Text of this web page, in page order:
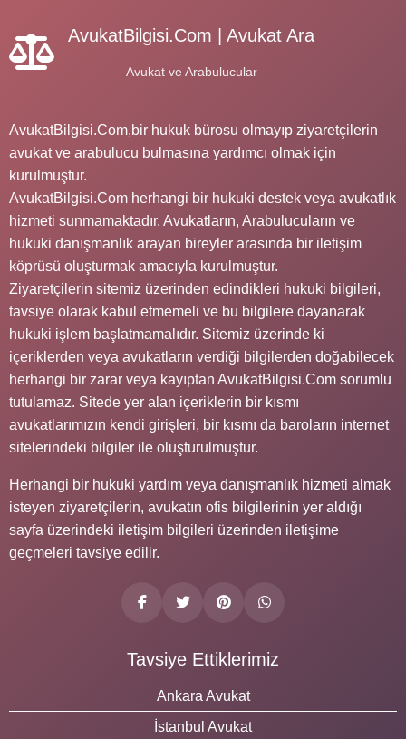
AvukatBilgisi.Com | Avukat Ara
Avukat ve Arabulucular
AvukatBilgisi.Com,bir hukuk bürosu olmayıp ziyaretçilerin
avukat ve arabulucu bulmasına yardımcı olmak için
kurulmuştur.
AvukatBilgisi.Com herhangi bir hukuki destek veya avukatlık
hizmeti sunmamaktadır. Avukatların, Arabulucuların ve
hukuki danışmanlık arayan bireyler arasında bir iletişim
köprüsü oluşturmak amacıyla kurulmuştur.
Ziyaretçilerin sitemiz üzerinden edindikleri hukuki bilgileri,
tavsiye olarak kabul etmemeli ve bu bilgilere dayanarak
hukuki işlem başlatmamalıdır. Sitemiz üzerinde ki
içeriklerden veya avukatların verdiği bilgilerden doğabilecek
herhangi bir zarar veya kayıptan AvukatBilgisi.Com sorumlu
tutulamaz. Sitede yer alan içeriklerin bir kısmı
avukatlarımızın kendi girişleri, bir kısmı da baroların internet
sitelerindeki bilgiler ile oluşturulmuştur.
Herhangi bir hukuki yardım veya danışmanlık hizmeti almak
isteyen ziyaretçilerin, avukatın ofis bilgilerinin yer aldığı
sayfa üzerindeki iletişim bilgileri üzerinden iletişime
geçmeleri tavsiye edilir.
Tavsiye Ettiklerimiz
Ankara Avukat
İstanbul Avukat